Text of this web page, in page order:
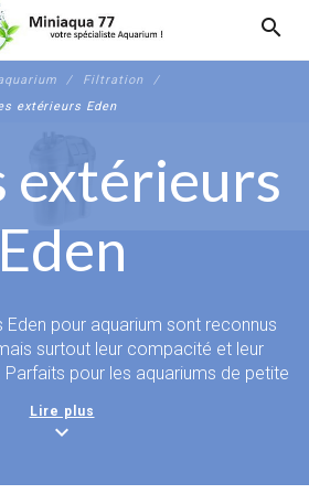
search
Filtration
extérieurs Eden
extérieurs
Eden
Eden pour aquarium sont reconnus
surtout leur compacité et leur
Parfaits pour les aquariums de petite
a de petits bacs, avec une
Lire plus
expand_more